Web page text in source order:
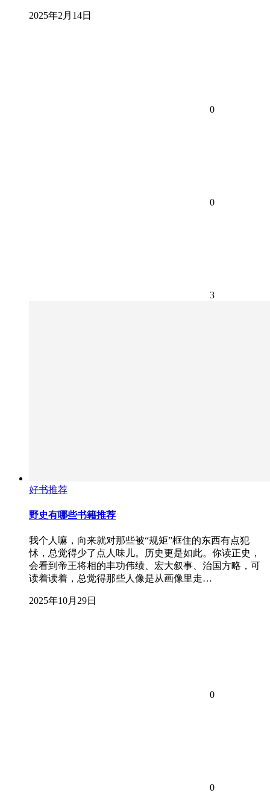
2025年2月14日
0
0
3
好书推荐
野史有哪些书籍推荐
我个人嘛，向来就对那些被“规矩”框住的东西有点犯
怵，总觉得少了点人味儿。历史更是如此。你读正史，
会看到帝王将相的丰功伟绩、宏大叙事、治国方略，可
读着读着，总觉得那些人像是从画像里走…
2025年10月29日
0
0